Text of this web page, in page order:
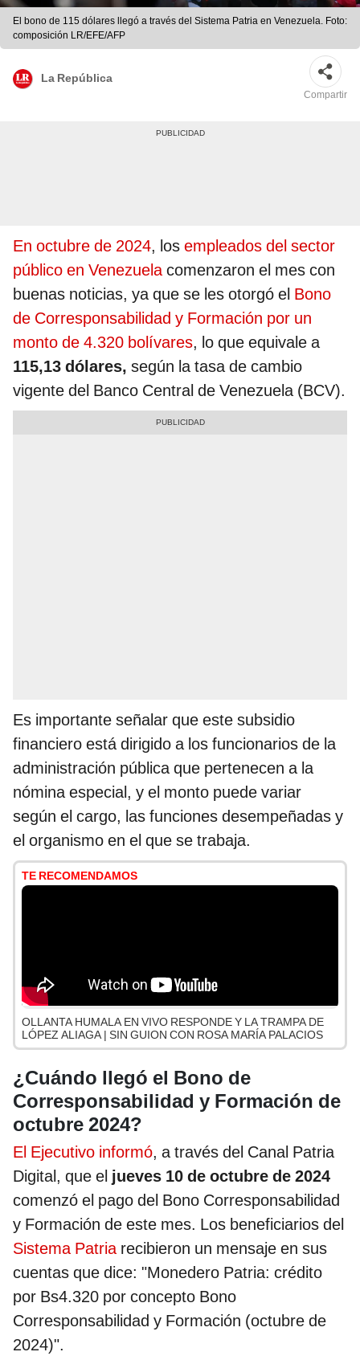
El bono de 115 dólares llegó a través del Sistema Patria en Venezuela. Foto:
composición LR/EFE/AFP
La República
Compartir
En octubre de 2024, los empleados del sector
público en Venezuelacomenzaron el mes con
buenas noticias, ya que se les otorgó el Bono
de Corresponsabilidad y Formación por un
monto de 4.320 bolívares, lo que equivale a
115,13 dólares, según la tasa de cambio
vigente del Banco Central de Venezuela (BCV).
Es importante señalar que este subsidio
financiero está dirigido a los funcionarios de la
administración pública que pertenecen a la
nómina especial, y el monto puede variar
según el cargo, las funciones desempeñadas y
el organismo en el que se trabaja.
TE RECOMENDAMOS
OLLANTA HUMALA EN VIVO RESPONDE Y LA TRAMPA DE
LÓPEZ ALIAGA | SIN GUION CON ROSA MARÍA PALACIOS
¿Cuándo llegó el Bono de
Corresponsabilidad y Formación de
octubre 2024?
El Ejecutivo informó, a través del Canal Patria
Digital, que el jueves 10 de octubre de 2024
comenzó el pago del Bono Corresponsabilidad
y Formación de este mes. Los beneficiarios del
Sistema Patria recibieron un mensaje en sus
cuentas que dice: "Monedero Patria: crédito
por Bs4.320 por concepto Bono
Corresponsabilidad y Formación (octubre de
2024)".